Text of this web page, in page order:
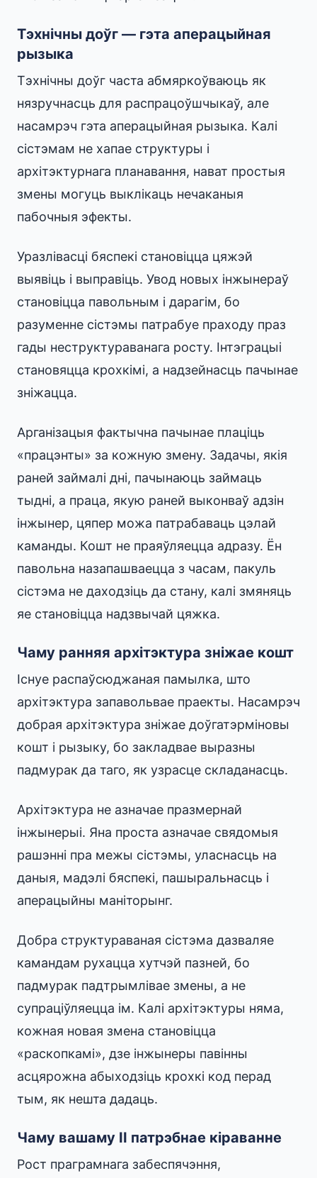
Тэхнічны доўг — гэта аперацыйная
рызыка
Тэхнічны доўг часта абмяркоўваюць як
нязручнасць для распрацоўшчыкаў, але
насамрэч гэта аперацыйная рызыка. Калі
сістэмам не хапае структуры і
архітэктурнага планавання, нават простыя
змены могуць выклікаць нечаканыя
пабочныя эфекты.
Уразлівасці бяспекі становіцца цяжэй
выявіць і выправіць. Увод новых інжынераў
становіцца павольным і дарагім, бо
разуменне сістэмы патрабуе праходу праз
гады неструктураванага росту. Інтэграцыі
становяцца крохкімі, а надзейнасць пачынае
зніжацца.
Арганізацыя фактычна пачынае плаціць
«працэнты» за кожную змену. Задачы, якія
раней займалі дні, пачынаюць займаць
тыдні, а праца, якую раней выконваў адзін
інжынер, цяпер можа патрабаваць цэлай
каманды. Кошт не праяўляецца адразу. Ён
павольна назапашваецца з часам, пакуль
сістэма не даходзіць да стану, калі змяняць
яе становіцца надзвычай цяжка.
Чаму ранняя архітэктура зніжае кошт
Існуе распаўсюджаная памылка, што
архітэктура запавольвае праекты. Насамрэч
добрая архітэктура зніжае доўгатэрміновы
кошт і рызыку, бо закладвае выразны
падмурак да таго, як узрасце складанасць.
Архітэктура не азначае празмернай
інжынерыі. Яна проста азначае свядомыя
рашэнні пра межы сістэмы, уласнасць на
даныя, мадэлі бяспекі, пашыральнасць і
аперацыйны маніторынг.
Добра структураваная сістэма дазваляе
камандам рухацца хутчэй пазней, бо
падмурак падтрымлівае змены, а не
супраціўляецца ім. Калі архітэктуры няма,
кожная новая змена становіцца
«раскопкамі», дзе інжынеры павінны
асцярожна абыходзіць крохкі код перад
тым, як нешта дадаць.
Чаму вашаму ІІ патрэбнае кіраванне
Рост праграмнага забеспячэння,